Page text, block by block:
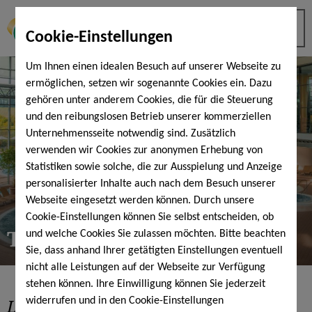
Cookie-Einstellungen
Um Ihnen einen idealen Besuch auf unserer Webseite zu
ermöglichen, setzen wir sogenannte Cookies ein. Dazu
gehören unter anderem Cookies, die für die Steuerung
und den reibungslosen Betrieb unserer kommerziellen
Unternehmensseite notwendig sind. Zusätzlich
verwenden wir Cookies zur anonymen Erhebung von
Statistiken sowie solche, die zur Ausspielung und Anzeige
personalisierter Inhalte auch nach dem Besuch unserer
Webseite eingesetzt werden können. Durch unsere
Cookie-Einstellungen können Sie selbst entscheiden, ob
und welche Cookies Sie zulassen möchten. Bitte beachten
Sie, dass anhand Ihrer getätigten Einstellungen eventuell
nicht alle Leistungen auf der Webseite zur Verfügung
stehen können. Ihre Einwilligung können Sie jederzeit
widerrufen und in den Cookie-Einstellungen
ThermenLandschaft
Lassen Sie die Seele baumeln